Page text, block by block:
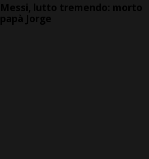
Messi, lutto tremendo: morto
papà Jorge